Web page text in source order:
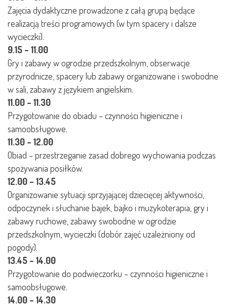
Zajęcia dydaktyczne prowadzone z całą grupą będące
realizacją treści programowych (w tym spacery i dalsze
wycieczki).
9.15 – 11.00
Gry i zabawy w ogrodzie przedszkolnym, obserwacje
przyrodnicze, spacery lub zabawy organizowane i swobodne
w sali, zabawy z językiem angielskim.
11.00 – 11.30
Przygotowanie do obiadu – czynności higieniczne i
samoobsługowe.
11.30 – 12.00
Obiad – przestrzeganie zasad dobrego wychowania podczas
spożywania posiłków.
12.00 – 13.45
Organizowanie sytuacji sprzyjającej dziecięcej aktywności,
odpoczynek i słuchanie bajek, bajko i muzykoterapia, gry i
zabawy ruchowe, zabawy swobodne w ogrodzie
przedszkolnym, wycieczki (dobór zajęć uzależniony od
pogody).
13.45 – 14.00
Przygotowanie do podwieczorku – czynności higieniczne i
samoobsługowe.
14.00 – 14.30